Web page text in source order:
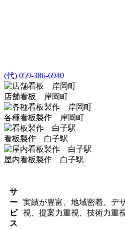
(代) 059-386-6940
店舗看板 岸岡町
各種看板製作 岸岡町
看板製作 白子駅
屋内看板製作 白子駅
サ
ー
ビ
ス
実績が豊富、地域密着、デ
視、提案力重視、技術力重